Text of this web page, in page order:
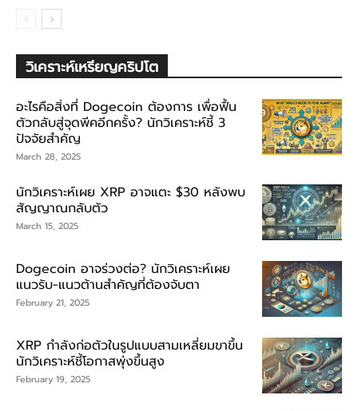
วิเคราะห์เหรียญคริปโต
อะไรคือสิ่งที่ Dogecoin ต้องการ เพื่อฟื้น
ตัวกลับสู่จุดพีคอีกครั้ง? นักวิเคราะห์ชี้ 3
ปัจจัยสำคัญ
March 28, 2025
นักวิเคราะห์เผย XRP อาจแตะ $30 หลังพบ
สัญญาณกลับตัว
March 15, 2025
Dogecoin อาจร่วงต่อ? นักวิเคราะห์เผย
แนวรับ-แนวต้านสำคัญที่ต้องจับตา
February 21, 2025
XRP กำลังก่อตัวในรูปแบบสามเหลี่ยมขาขึ้น
นักวิเคราะห์ชี้โอกาสพุ่งขึ้นสูง
February 19, 2025